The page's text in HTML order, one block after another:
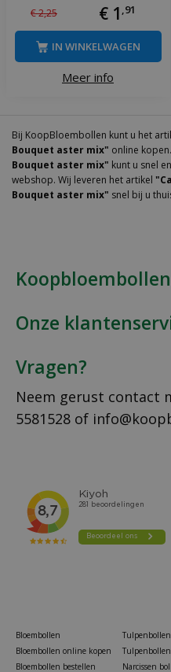
€2,25 € 1 ,91
Meer info
IN WINKELWAGEN
Bij KoopBloembollen kunt u het
Bouquet aster mix" online kopen.
Bouquet aster mix" kunt u snel
webshop. Wij leveren het artikel
Bouquet aster mix" snel bij u
Onze
Vragen?
Neem gerust contact
5581528 of
Bloembollen
Bloembollen online kopen
Bloembollen bestellen
Tulpenbollen
Narcissen